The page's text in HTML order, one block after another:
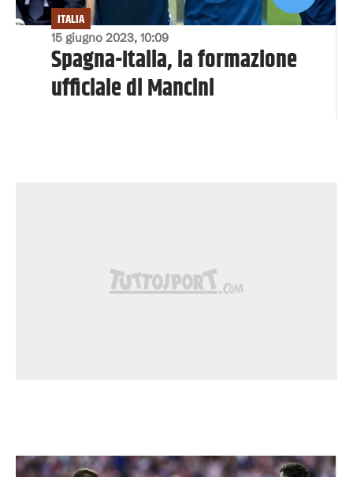
15 giugno 2023, 10:09
ITALIA
Spagna-Italia, la formazione
ufficiale di Mancini